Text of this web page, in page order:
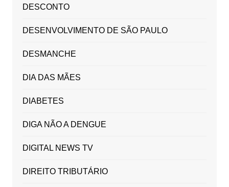
DESCONTO
DESENVOLVIMENTO DE SÃO PAULO
DESMANCHE
DIA DAS MÃES
DIABETES
DIGA NÃO A DENGUE
DIGITAL NEWS TV
DIREITO TRIBUTÁRIO